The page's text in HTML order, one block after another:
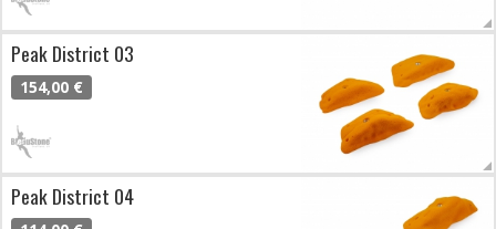
Peak District 03
154,00 €
Peak District 04